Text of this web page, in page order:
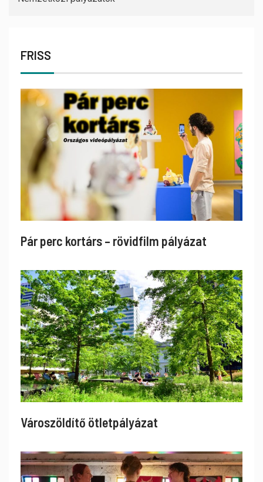
FRISS
Pár perc kortárs – rövidfilm pályázat
Városzöldítő ötletpályázat